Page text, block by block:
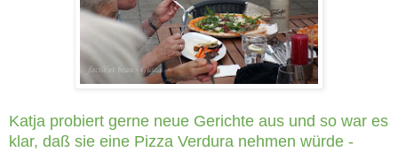
Katja probiert gerne neue Gerichte aus und so war es
klar, daß sie eine Pizza Verdura nehmen würde -